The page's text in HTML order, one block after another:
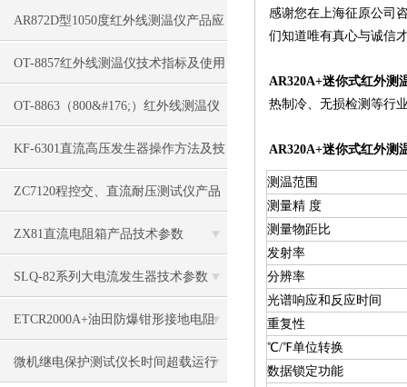
标
AR872D型1050度红外线测温仪产品应
用特点
OT-8857红外线测温仪技术指标及使用
注意点
OT-8863（800&#176;）红外线测温仪
技术指标
KF-6301直流高压发生器操作方法及技
术标准
ZC7120程控交、直流耐压测试仪产品
参数
ZX81直流电阻箱产品技术参数
SLQ-82系列大电流发生器技术参数
ETCR2000A+油田防爆钳形接地电阻
测试仪技术规格
微机继电保护测试仪长时间超载运行
感谢您在上海征原公司
们知道唯有真心与诚信
AR320A+迷你式红外测
热制冷、无损检测等行
AR320A+迷你式红外测
测温范围
测量精 度
测量物距比
发射率
分辨率
光谱响应和反应时间
重复性
℃/℉单位转换
数据锁定功能